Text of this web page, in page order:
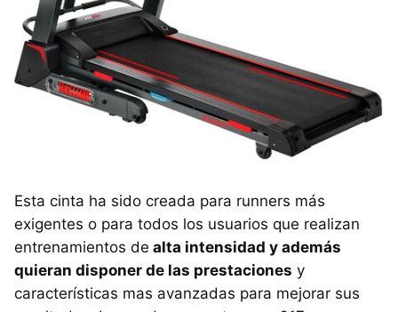
Esta cinta ha sido creada para runners más
exigentes o para todos los usuarios que realizan
entrenamientos de alta intensidad y además
quieran disponer de las prestaciones y
características mas avanzadas para mejorar sus